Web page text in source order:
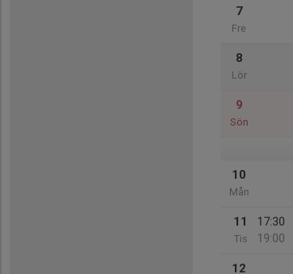
7
Fre
8
Lör
9
Sön
10
Mån
11
Tis
17:30
19:00
12